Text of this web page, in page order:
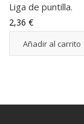
Liga de puntilla.
2,36 €
Añadir al carrito